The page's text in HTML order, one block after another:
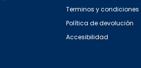
Terminos y condiciones
Política de devolución
Accesibilidad